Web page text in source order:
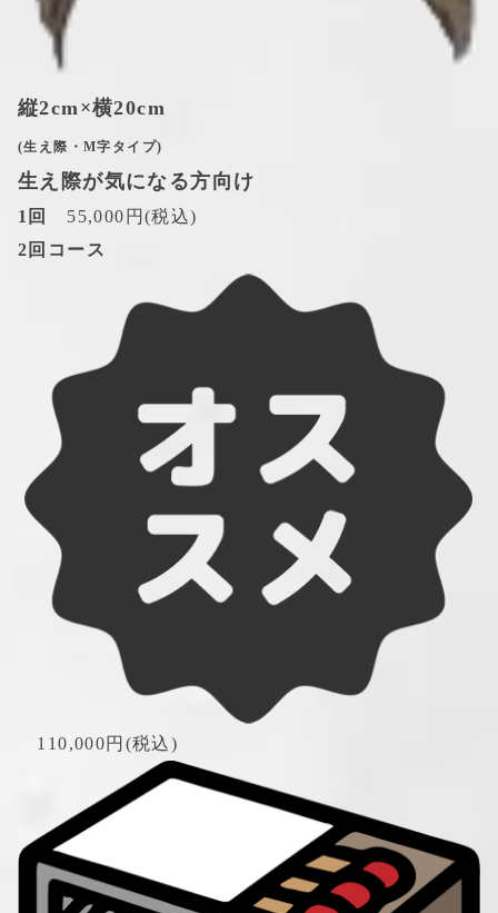
縦2cm×横20cm
(生え際・M字タイプ)
生え際が気になる方向け
1回
55,000円(税込)
2回コース
110,000円(税込)